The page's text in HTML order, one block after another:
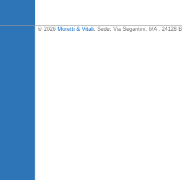
© 2026 Moretti & Vitali. Sede: Via Segantini, 6/A . 24128